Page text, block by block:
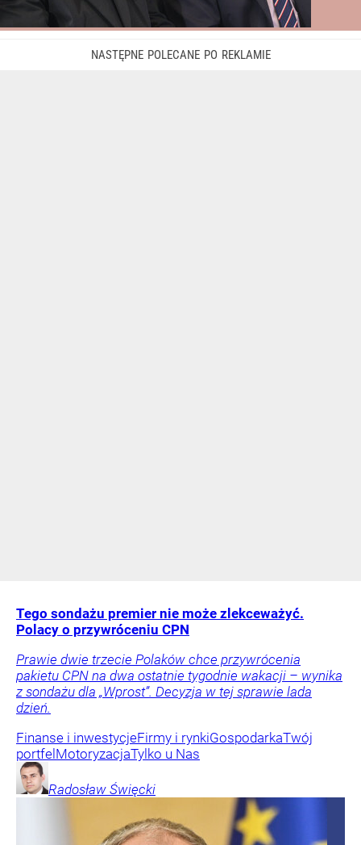
Tego sondażu premier nie może zlekceważyć.
Polacy o przywróceniu CPN
Prawie dwie trzecie Polaków chce przywrócenia
pakietu CPN na dwa ostatnie tygodnie wakacji – wynika
z sondażu dla „Wprost”. Decyzja w tej sprawie lada
dzień.
Finanse i inwestycjeFirmy i rynkiGospodarkaTwój
portfel MotoryzacjaTylko u Nas
Radosław Święcki